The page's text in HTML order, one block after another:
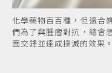
化學藥物百百種，但適合
們為了與腫瘤對抗，總會
面交鋒並達成撲滅的效果